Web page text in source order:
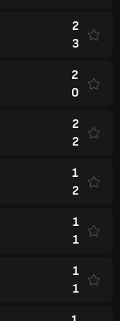
2
3
2
0
2
2
1
2
1
1
1
1